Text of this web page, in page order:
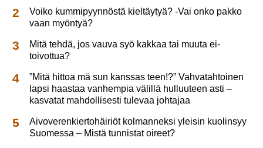
Voiko kummipyynnöstä kieltäytyä? -Vai onko pakko
vaan myöntyä?
Mitä tehdä, jos vauva syö kakkaa tai muuta ei-
toivottua?
”Mitä hittoa mä sun kanssas teen!?” Vahvatahtoinen
lapsi haastaa vanhempia välillä hulluuteen asti –
kasvatat mahdollisesti tulevaa johtajaa
Aivoverenkiertohäiriöt kolmanneksi yleisin kuolinsyy
Suomessa – Mistä tunnistat oireet?